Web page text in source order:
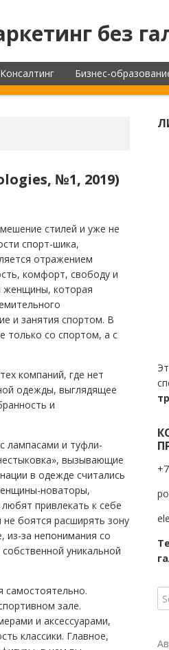
без
Консалтинг Бизнес-
№1, 2019)
стилей и уже не
спорт-шика,
отражением
комфорт, свободу и
женщины, которая
и занятия спортом. В
только со спортом, а с
компаний, где нет
одежды, выглядящее
и
лампасами и туфли-
вызывающие
в одежде считались
новаторы,
привлекать к себе
боятся расширять зону
из-за непонимания со
уникальной
самостоятельно.
зале.
и аксессуарами,
классики. Главное,